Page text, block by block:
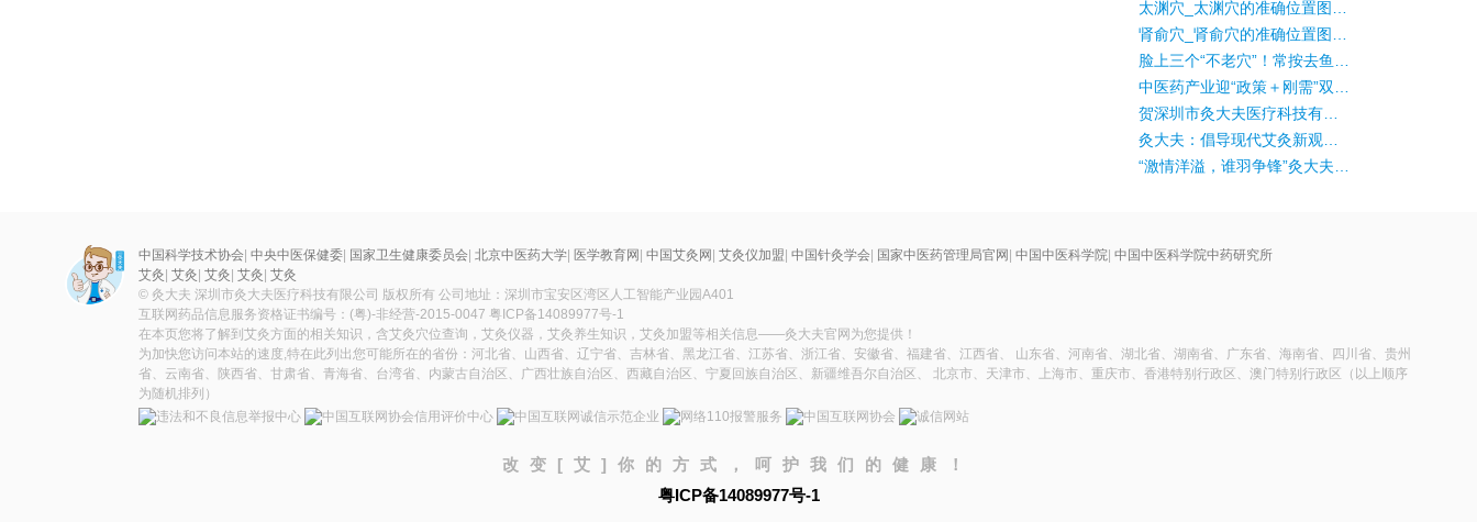
贺深圳市灸大夫医疗科技有限公司乔迁之喜
灸大夫：倡导现代艾灸新观念，助力中国有温度的康复事业
中国科学技术协会| 中央中医保健委| 国家卫生健康委员会| 北京中医药大学| 医学教育网| 中国艾灸网| 艾灸仪加盟| 中国针灸学会| 国家中医药管理局官网| 中国中医科学院| 中国中医科学院中药研究所
艾灸| 艾灸| 艾灸| 艾灸| 艾灸
© 灸大夫 深圳市灸大夫医疗科技有限公司 版权所有 公司地址：深圳市宝安区湾区人工智能产业园A401
互联网药品信息服务资格证书编号：(粤)-非经营-2015-0047 粤ICP备14089977号-1
在本页您将了解到艾灸方面的相关知识，含艾灸穴位查询，艾灸仪器，艾灸养生知识，艾灸加盟等相关信息——灸大夫官网为您提供！
为加快您访问本站的速度,特在此列出您可能所在的省份：河北省、山西省、辽宁省、吉林省、黑龙江省、江苏省、浙江省、安徽省、福建省、江西省、 山东省、河南省、湖北省、湖南省、广东省、海南省、四川省、贵州
省、云南省、陕西省、甘肃省、青海省、台湾省、内蒙古自治区、广西壮族自治区、西藏自治区、宁夏回族自治区、新疆维吾尔自治区、 北京市、天津市、上海市、重庆市、香港特别行政区、澳门特别行政区（以上顺序
为随机排列）
改变[艾]你的方式，呵护我们的健康！
粤ICP备14089977号-1